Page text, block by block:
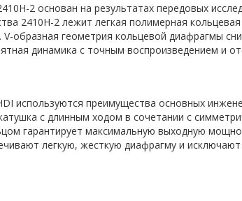
2 основан на результатах передовых
2410H-2 лежит легкая полимерная
образная геометрия кольцевой диафрагмы
динамика с точным воспроизведением и
используются преимущества основных
с длинным ходом в сочетании с
гарантирует максимальную выходную
легкую, жесткую диафрагму и